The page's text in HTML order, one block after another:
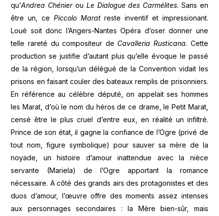
qu’Andrea Chénier ou Le Dialogue des Carmélites. Sans en
être un, ce Piccolo Maratreste inventif et impressionant.
Loué soit donc l’Angers-Nantes Opéra d’oser donner une
telle rareté du compositeur de Cavalleria Rusticana. Cette
production se justifie d’autant plus qu’elle évoque le passé
de la région, lorsqu’un délégué de la Convention vidait les
prisons en faisant couler des bateaux remplis de prisonniers.
En référence au célèbre député, on appelait ses hommes
les Marat, d’où le nom du héros de ce drame, le Petit Marat,
censé être le plus cruel d’entre eux, en réalité un infiltré.
Prince de son état, il gagne la confiance de l’Ogre (privé de
tout nom, figure symbolique) pour sauver sa mère de la
noyade, un histoire d’amour inattendue avec la nièce
servante (Mariela) de l’Ogre apportant la romance
nécessaire. A côté des grands airs des protagonistes et des
duos d’amour, l’œuvre offre des moments assez intenses
aux personnages secondaires : la Mère bien-sûr, mais